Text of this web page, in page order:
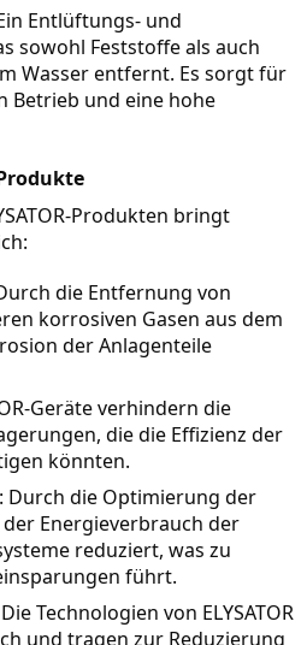
Entlüftungs- und
sowohl Feststoffe als auch
Wasser entfernt. Es sorgt für
Betrieb und eine hohe
Produkten bringt
die Entfernung von
korrosiven Gasen aus dem
der Anlagenteile
Geräte verhindern die
die die Effizienz der
könnten.
: Durch die Optimierung der
Energieverbrauch der
reduziert, was zu
führt.
Technologien von ELYSATOR
und tragen zur Reduzierung